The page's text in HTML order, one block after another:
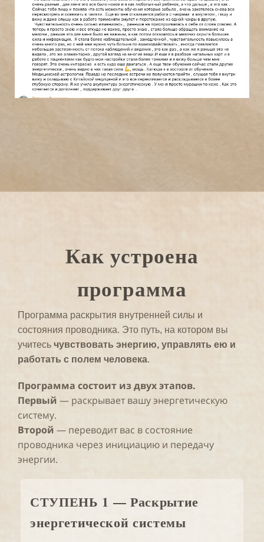
Как устроена
программа
Программа раскрытия внутренней силы и
состояния проводника. Это путь, на котором вы
учитесь чувствовать энергию, управлять ею и
работать с полем человека.
Программа состоит из двух этапов.
Первый — раскрывает вашу энергетическую
систему.
Второй — переводит вас в состояние
проводника через инициацию и передачу
энергии.
СТУПЕНЬ 1 — Раскрытие
энергетической системы